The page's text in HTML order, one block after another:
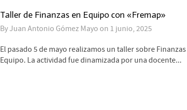
Taller de Finanzas en Equipo con «Fremap»
ByJuan Antonio Gómez Mayo on 1 junio, 2025
El pasado 5 de mayo realizamos un taller sobre
Equipo. La actividad fue dinamizada por una docente...